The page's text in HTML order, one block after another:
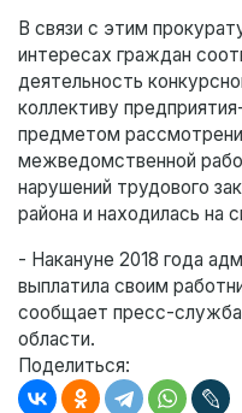
В связи с этим
интересах граждан
деятельность
коллективу
предметом
межведомственной
нарушений трудового
района и находилась на
- Накануне 2018 года
выплатила своим
сообщает пресс-
области.
Поделиться: